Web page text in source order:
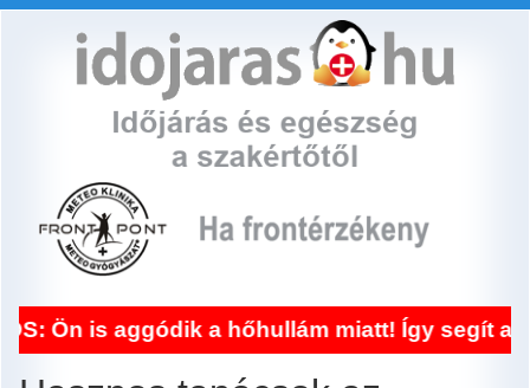
aggódik a hőhullám miatt! Így segít a